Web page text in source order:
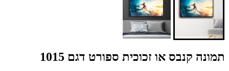
תמונה קנבס או זכוכית ספורט דגם 1015